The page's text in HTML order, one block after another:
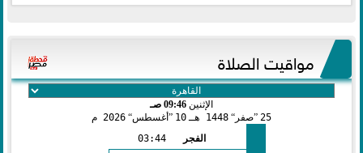
مواقيت الصلاة
الإثنين 09:46 صـ
25 صفر 1448 هـ 10 أغسطس 2026 م
الفجر
03:44